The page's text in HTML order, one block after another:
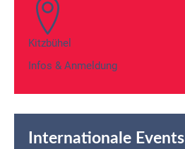
Kitzbühel
Infos & Anmeldung
Internationale Events